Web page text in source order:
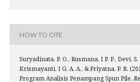
HOW TO CITE
Suryadinata, P. O., Rusmana, ⁠I P. P., Devi, S.
Krismayanti, ⁠I G. A. A., & Priyatna, P. R.
Program Analisis Penampang Spun Pile.